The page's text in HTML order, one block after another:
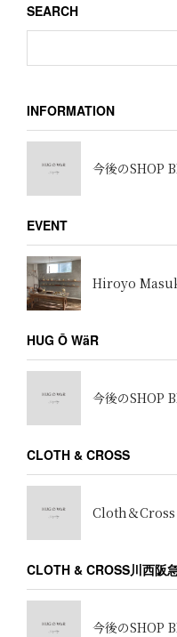
SEARCH
INFORMATION
今後のSHOP
EVENT
Hiroyo
HUG Ō WäR
今後のSHOP
CLOTH & CROSS
Cloth＆Cross
CLOTH & CROSS川西阪
今後のSHOP